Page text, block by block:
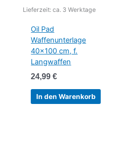
Lieferzeit: ca. 3 Werktage
Oil Pad
Waffenunterlage
40×100 cm, f.
Langwaffen
24,99€
In den Warenkorb